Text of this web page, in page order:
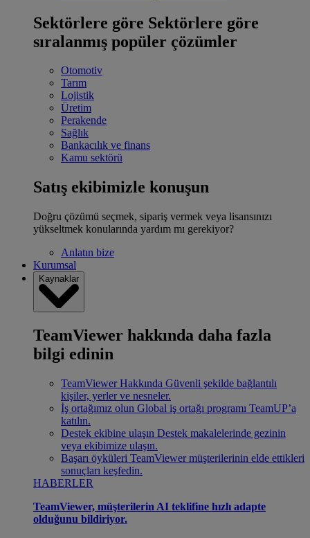
Sektörlere göre Sektörlere göre
sıralanmış popüler çözümler
Otomotiv
Tarım
Lojistik
Üretim
Perakende
Sağlık
Bankacılık ve finans
Kamu sektörü
Satış ekibimizle konuşun
Doğru çözümü seçmek, sipariş vermek veya lisansınızı
yükseltmek konularında yardım mı gerekiyor?
Anlatın bize
Kurumsal
Kaynaklar
TeamViewer hakkında daha fazla
bilgi edinin
TeamViewer Hakkında Güvenli şekilde bağlantılı
kişiler, yerler ve nesneler.
İş ortağımız olun Global iş ortağı programı TeamUP’a
katılın.
Destek ekibine ulaşın Destek makalelerinde gezinin
veya ekibimize ulaşın.
Başarı öyküleri TeamViewer müşterilerinin elde ettikleri
sonuçları keşfedin.
HABERLER
TeamViewer, müşterilerin AI teklifine hızlı adapte
olduğunu bildiriyor.